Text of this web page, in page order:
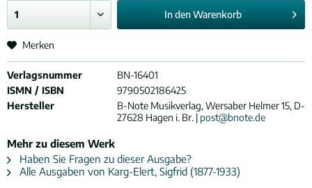
In denWarenkorb
Merken
Verlagsnummer
BN-16401
ISMN / ISBN
9790502186425
Hersteller
B-Note Musikverlag, Wersaber Helmer 15, D-
27628 Hagen i. Br. | post@bnote.de
Mehr zu diesem Werk
Haben Sie Fragen zu dieser Ausgabe?
Alle Ausgaben von Karg-Elert, Sigfrid (1877-1933)